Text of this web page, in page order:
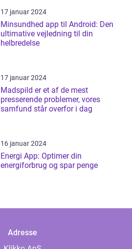
17 januar 2024
Minsundhed app til Android: Den
ultimative vejledning til din
helbredelse
17 januar 2024
Madspild er et af de mest
presserende problemer, vores
samfund står overfor i dag
16 januar 2024
Energi App: Optimer din
energiforbrug og spar penge
Adresse